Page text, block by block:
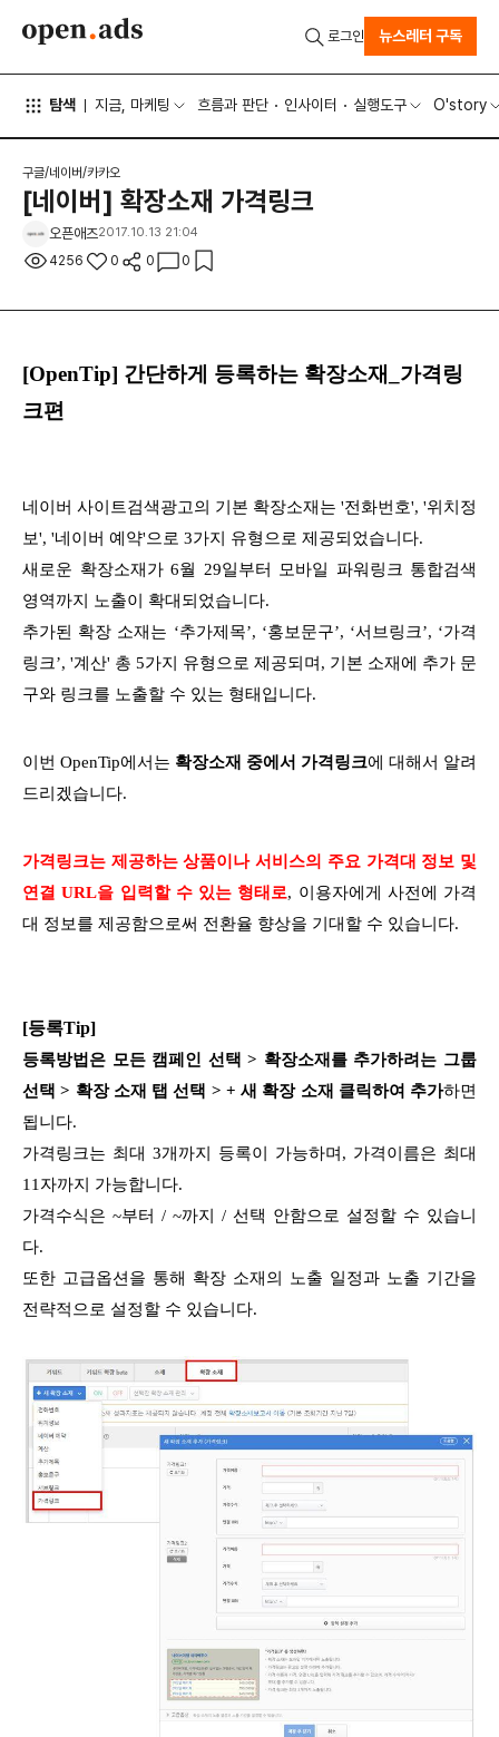
탐색 지금, 마케팅 흐름과 판단 인사이터 실행도구 O'story
로그인 뉴스레터 구독
구글/네이버/카카오
[네이버] 확장소재 가격링크
오픈애즈2017.10.13 21:04
4256 0 0 0
[OpenTip] 간단하게 등록하는 확장소재_가격링
크편
네이버 사이트검색광고의 기본 확장소재는 '전화번호', '위치정
보', '네이버 예약'으로 3가지 유형으로 제공되었습니다.
새로운 확장소재가 6월 29일부터 모바일 파워링크 통합검색
영역까지 노출이 확대되었습니다.
추가된 확장 소재는 ‘추가제목’, ‘홍보문구’, ‘서브링크’, ‘가격
링크’, '계산' 총 5가지 유형으로 제공되며, 기본 소재에 추가 문
구와 링크를 노출할 수 있는 형태입니다.
이번 OpenTip에서는 확장소재 중에서 가격링크에 대해서 알려
드리겠습니다.
가격링크는 제공하는 상품이나 서비스의 주요 가격대 정보 및
연결 URL을 입력할 수 있는 형태로, 이용자에게 사전에 가격
대 정보를 제공함으로써 전환율 향상을 기대할 수 있습니다.
[등록Tip]
등록방법은 모든 캠페인 선택 > 확장소재를 추가하려는 그룹
선택 > 확장 소재 탭 선택 > + 새 확장 소재 클릭하여 추가하면
됩니다.
가격링크는 최대 3개까지 등록이 가능하며, 가격이름은 최대
11자까지 가능합니다.
가격수식은 ~부터 / ~까지 / 선택 안함으로 설정할 수 있습니
다.
또한 고급옵션을 통해 확장 소재의 노출 일정과 노출 기간을
전략적으로 설정할 수 있습니다.